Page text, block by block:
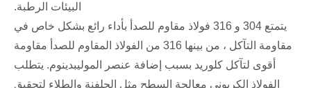
البيئات الرطبة.
يتمتع 304 و 316 فولاذ مقاوم للصدأ بأداء رائع بشكل خاص في
مقاومة التآكل ، من بينها 316 من الفولاذ المقاوم للصدأ مقاومة
أقوى لتآكل كلوريد بسبب إضافة عنصر الموليبدينوم. يتطلب
الفولاذ الكربوني معالجة السطح مثل الجلفنة والطلاء لتحقيق